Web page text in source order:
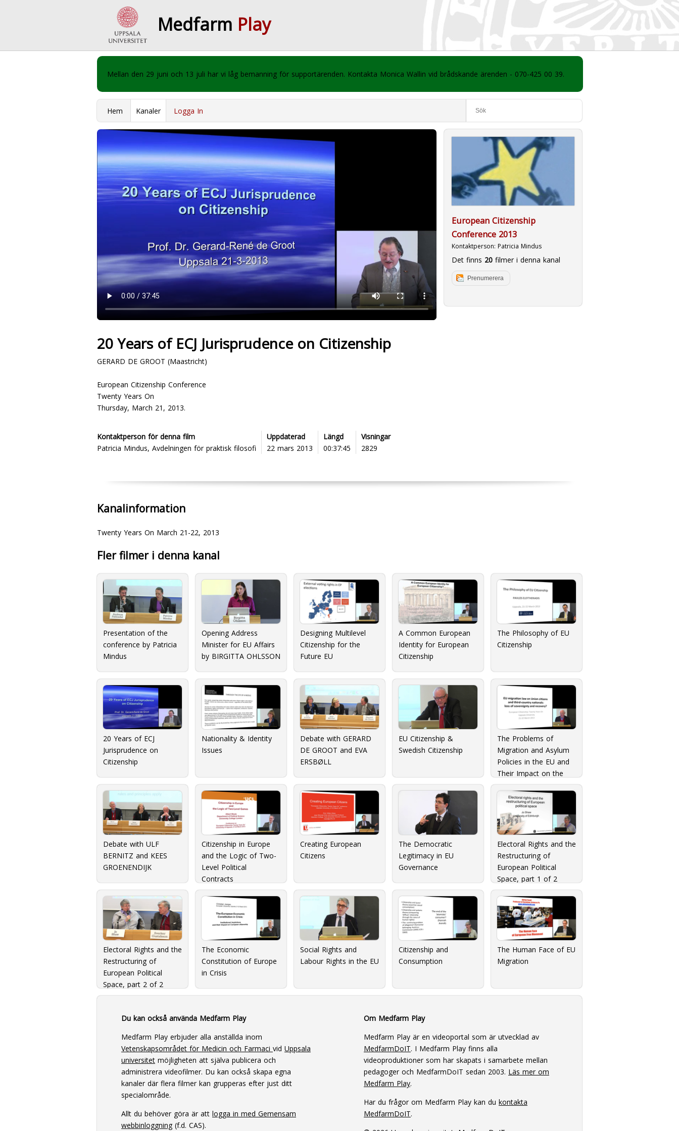
Medfarm Play
Mellan den 29 juni och 13 juli har vi låg bemanning för supportärenden. Kontakta Monica Wallin vid brådskande ärenden - 070-425 00 39.
Hem Kanaler Logga In
European Citizenship
Conference 2013
Kontaktperson: Patricia Mindus
Det finns 20filmer i denna kanal
Prenumerera
20 Years of ECJ Jurisprudence on Citizenship
GERARD DE GROOT (Maastricht)
European Citizenship Conference
Twenty Years On
Thursday, March 21, 2013.
Kontaktperson för denna film
Patricia Mindus, Avdelningen för praktisk filosofi
Uppdaterad
22 mars 2013
Längd
00:37:45
Visningar
2829
Kanalinformation
Twenty Years On March 21-22, 2013
Fler filmer i denna kanal
Presentation of the
conference by Patricia
Mindus
Opening Address
Minister for EU Affairs
by BIRGITTA OHLSSON
Designing Multilevel
Citizenship for the
Future EU
A Common European
Identity for European
Citizenship
The Philosophy of EU
Citizenship
20 Years of ECJ
Jurisprudence on
Citizenship
Nationality & Identity
Issues
Debate with GERARD
DE GROOT and EVA
ERSBØLL
EU Citizenship &
Swedish Citizenship
The Problems of
Migration and Asylum
Policies in the EU and
Their Impact on the
Concept of EU
Citizenship
Debate with ULF
BERNITZ and KEES
GROENENDIJK
Citizenship in Europe
and the Logic of Two-
Level Political
Contracts
Creating European
Citizens
The Democratic
Legitimacy in EU
Governance
Electoral Rights and the
Restructuring of
European Political
Space, part 1 of 2
Electoral Rights and the
Restructuring of
European Political
Space, part 2 of 2
The Economic
Constitution of Europe
in Crisis
Social Rights and
Labour Rights in the EU
Citizenship and
Consumption
The Human Face of EU
Migration
Du kan också använda Medfarm Play
Medfarm Play erbjuder alla anställda inom
Vetenskapsområdet för Medicin och Farmaci vid Uppsala
universitet möjligheten att själva publicera och
administrera videofilmer. Du kan också skapa egna
kanaler där flera filmer kan grupperas efter just ditt
specialområde.
Allt du behöver göra är att logga in med Gemensam
webbinloggning (f.d. CAS).
Om Medfarm Play
Medfarm Play är en videoportal som är utvecklad av
MedfarmDoIT. I Medfarm Play finns alla
videoproduktioner som har skapats i samarbete mellan
pedagoger och MedfarmDoIT sedan 2003. Läs mer om
Medfarm Play.
Har du frågor om Medfarm Play kan du kontakta
MedfarmDoIT.